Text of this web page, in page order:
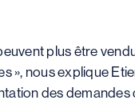
plus être
», nous explique
des